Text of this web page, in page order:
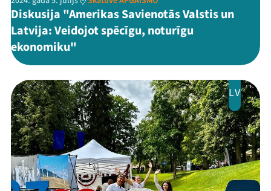
Diskusija "Amerikas Savienotās Valstis un
Latvija: Veidojot spēcīgu, noturīgu
ekonomiku"
LV